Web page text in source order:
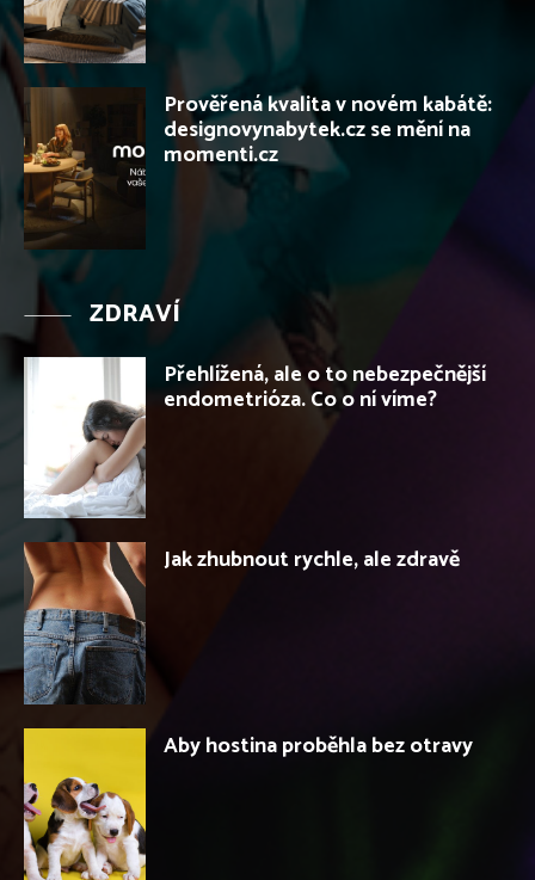
Prověřená kvalita v novém kabátě:
designovynabytek.cz se mění na
momenti.cz
ZDRAVÍ
Přehlížená, ale o to nebezpečnější
endometrióza. Co o ní víme?
Jak zhubnout rychle, ale zdravě
Aby hostina proběhla bez otravy